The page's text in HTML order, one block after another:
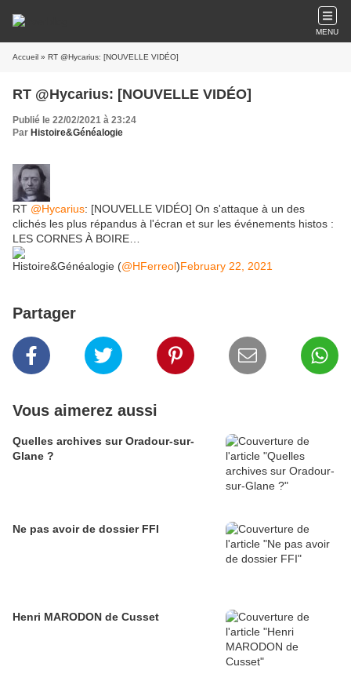
MENU
Accueil » RT @Hycarius: [NOUVELLE VIDÉO]
RT @Hycarius: [NOUVELLE VIDÉO]
Publié le 22/02/2021 à 23:24
Par Histoire&Généalogie
RT @Hycarius: [NOUVELLE VIDÉO] On s'attaque à un des
clichés les plus répandus à l'écran et sur les événements histos :
LES CORNES À BOIRE…
Histoire&Généalogie (@HFerreol)February 22, 2021
Partager
Vous aimerez aussi
Quelles archives sur Oradour-sur-
Glane ?
Ne pas avoir de dossier FFI
Henri MARODON de Cusset